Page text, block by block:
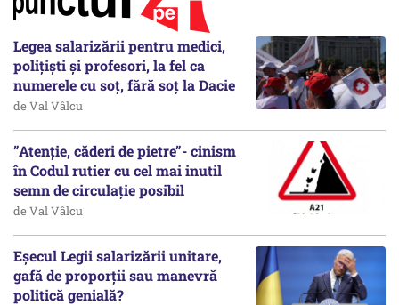
Legea salarizării pentru medici,
polițiști și profesori, la fel ca
numerele cu soț, fără soț la Dacie
de Val Vâlcu
”Atenție, căderi de pietre”- cinism
în Codul rutier cu cel mai inutil
semn de circulație posibil
de Val Vâlcu
Eșecul Legii salarizării unitare,
gafă de proporții sau manevră
politică genială?